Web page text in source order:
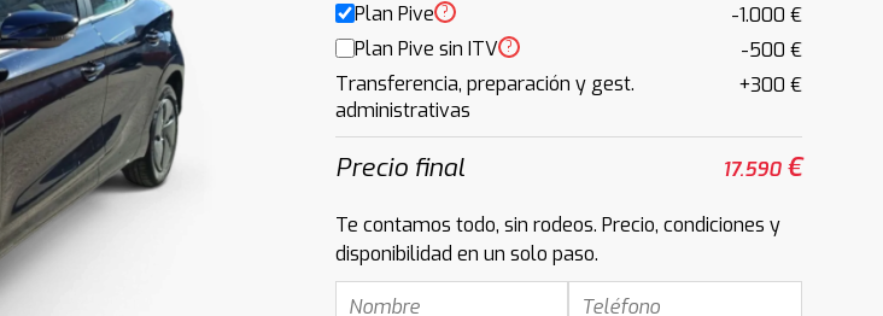
Plan Pive ?
-1.000 €
Plan Pive sin ITV ?
-500 €
Transferencia, preparación y gest.
administrativas
+300 €
Precio final 17.590€
Te contamos todo, sin rodeos. Precio, condiciones y
disponibilidad en un solo paso.